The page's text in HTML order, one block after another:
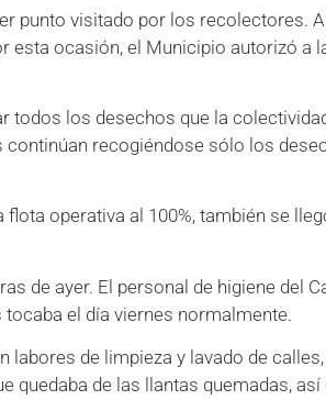
punto visitado por los
ocasión, el Municipio autorizó a
todos los desechos que la
recogiéndose sólo los
operativa al 100%, también se
de ayer. El personal de higiene
el día viernes normalmente.
labores de limpieza y lavado de
quedaba de las llantas quemadas,